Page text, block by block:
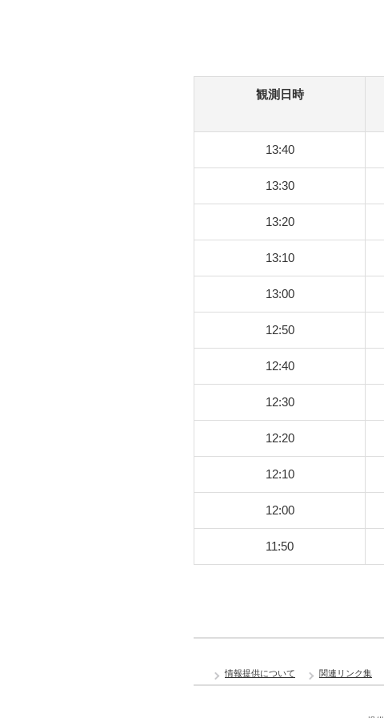
観測日時
13:40
13:30
13:20
13:10
13:00
12:50
12:40
12:30
12:20
12:10
12:00
11:50
情報提供について 関連リンク集